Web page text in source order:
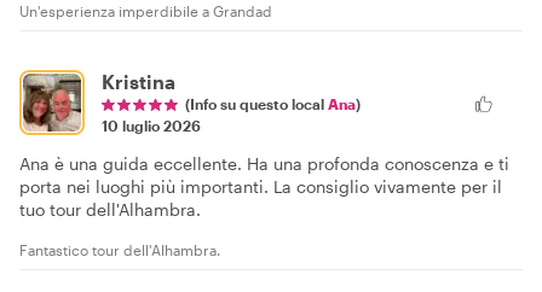
Un'esperienza imperdibile a Grandad
Kristina
(Info su questo local Ana)
10 luglio 2026
Ana è una guida eccellente. Ha una profonda conoscenza e ti
porta nei luoghi più importanti. La consiglio vivamente per il
tuo tour dell'Alhambra.
Fantastico tour dell'Alhambra.